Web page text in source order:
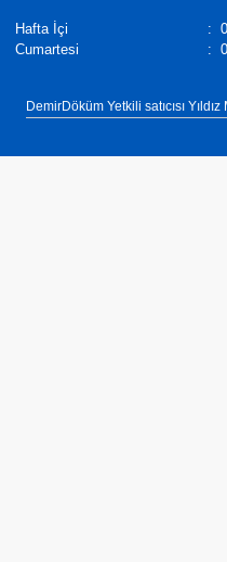
Hafta İçi :
Cumartesi
:
DemirDöküm Yetkili satıcısı
ilçesinde müşterilerimize Kombi